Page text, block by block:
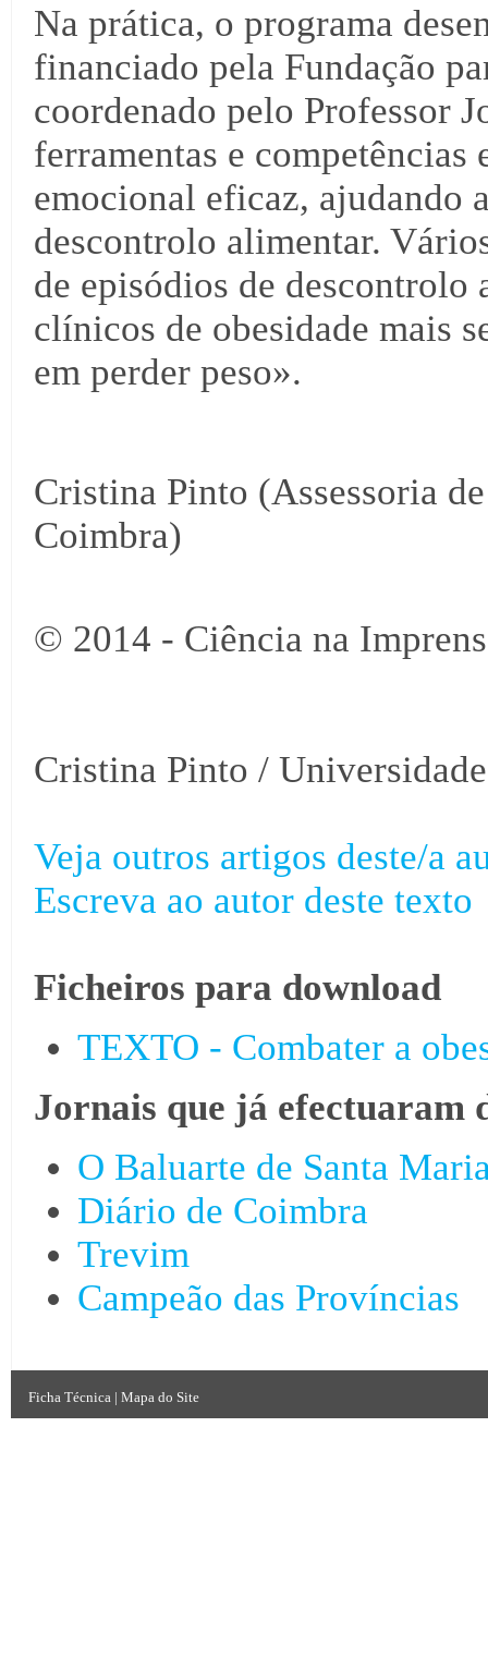
Na prática, o programa
financiado pela Fundação
coordenado pelo Professor
ferramentas e competências
emocional eficaz, ajudando
descontrolo alimentar.
de episódios de descontrolo
clínicos de obesidade mais
em perder peso».
Cristina Pinto (Assessoria
Coimbra)
© 2014 - Ciência na
Cristina Pinto /
Veja outros artigos deste/a
Escreva ao autor deste texto
Ficheiros para download
TEXTO - Combater a
Jornais que já efectuaram
O Baluarte de Santa
Diário de Coimbra
Trevim
Campeão das Províncias
Ficha Técnica | Mapa do Site